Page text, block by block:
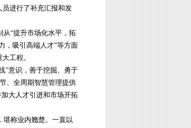
进行了补充汇报和发
“提升市场化水平，拓
，吸引高端人才”等方面
工程。
”意识，善于挖掘、勇于
、全周期智慧管理提供
大人才引进和市场开拓
称业内翘楚。一直以